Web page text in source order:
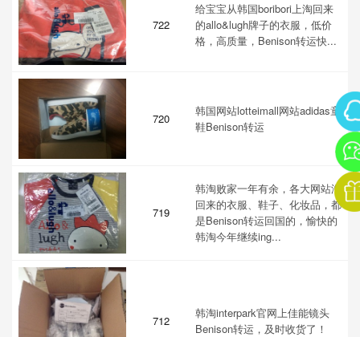
722
给宝宝从韩国boribori上淘回来
的allo&lugh牌子的衣服，低价
格，高质量，Benison转运快...
720
韩国网站lotteimall网站adidas童
鞋Benison转运
719
韩淘败家一年有余，各大网站淘
回来的衣服、鞋子、化妆品，都
是Benison转运回国的，愉快的
韩淘今年继续ing...
712
韩淘interpark官网上佳能镜头
Benison转运，及时收货了！